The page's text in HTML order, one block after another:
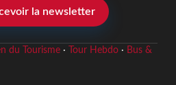
la newsletter
du Tourisme· Tour Hebdo· Bus &